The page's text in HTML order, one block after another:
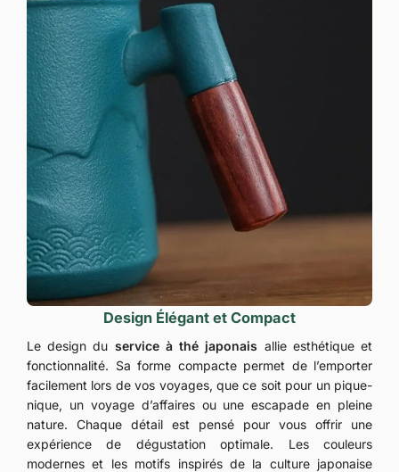
Design Élégant et Compact
Le design du service à thé japonais allie esthétique et
fonctionnalité. Sa forme compacte permet de l’emporter
facilement lors de vos voyages, que ce soit pour un pique-
nique, un voyage d’affaires ou une escapade en pleine
nature. Chaque détail est pensé pour vous offrir une
expérience de dégustation optimale. Les couleurs
modernes et les motifs inspirés de la culture japonaise